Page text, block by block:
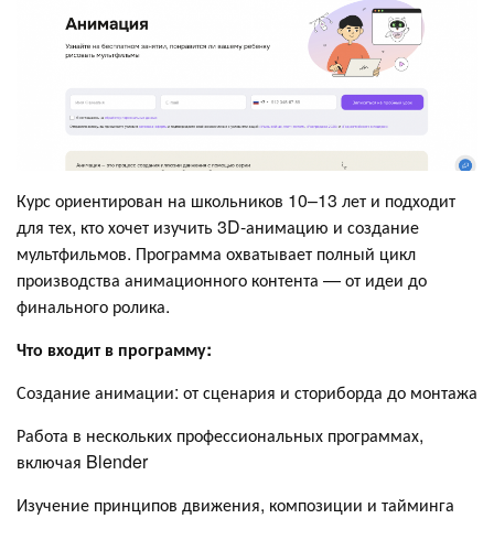
Курс ориентирован на школьников 10–13 лет и подходит
для тех, кто хочет изучить 3D-анимацию и создание
мультфильмов. Программа охватывает полный цикл
производства анимационного контента — от идеи до
финального ролика.
Что входит в программу:
Создание анимации: от сценария и сториборда до монтажа
Работа в нескольких профессиональных программах,
включая Blender
Изучение принципов движения, композиции и тайминга